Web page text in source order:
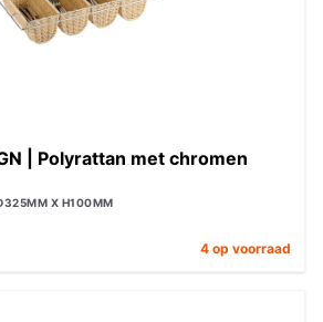
| Polyrattan met chromen
X H100MM
4 op voorraad